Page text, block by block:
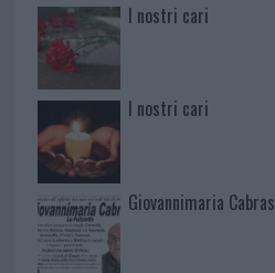
I nostri cari
I nostri cari
Giovannimaria Cabras